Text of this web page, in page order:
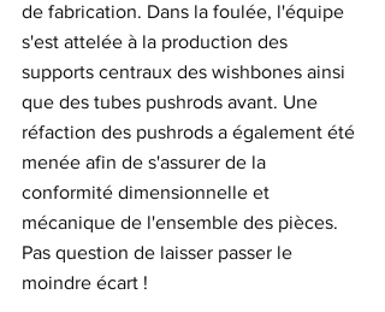
de fabrication. Dans la foulée, l'équipe
s'est attelée à la production des
supports centraux des wishbones ainsi
que des tubes pushrods avant. Une
réfaction des pushrods a également été
menée afin de s'assurer de la
conformité dimensionnelle et
mécanique de l'ensemble des pièces.
Pas question de laisser passer le
moindre écart !